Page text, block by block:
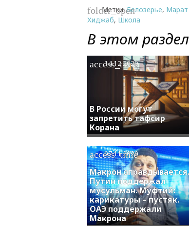
folder_open
Метки:Белозерье,
Хиджаб, Школа
В этом
В России могут
запретить тафсир
Корана
access_time
14.12.2020
Макрон оправдывается.
Путин поддержал
мусульман. Муфтий:
карикатуры – пустяк.
ОАЭ поддержали
Макрона
access_time
07.11.2020